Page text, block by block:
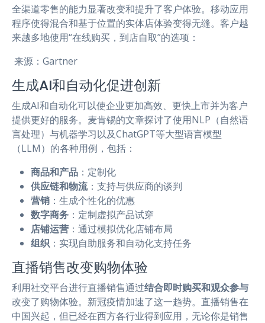
全渠道零售的能力显著改变和提升了客户体验。移动应用
程序使得混合和基于位置的实体店体验变得无缝。客户越
来越多地使用“在线购买，到店自取”的选项：
来源：Gartner
生成AI和自动化促进创新
生成AI和自动化可以使企业更加高效、更快上市并为客户
提供更好的服务。麦肯锡的文章探讨了使用NLP（自然语
言处理）与机器学习以及ChatGPT等大型语言模型
（LLM）的各种用例，包括：
商品和产品 ：定制化
供应链和物流：支持与供应商的谈判
营销 ：生成个性化的优惠
数字商务 ：定制虚拟产品试穿
店铺运营 ：通过模拟优化店铺布局
组织 ：实现自助服务和自动化支持任务
直播销售改变购物体验
利用社交平台进行直播销售通过结合即时购买和观众参与
改变了购物体验。新冠疫情加速了这一趋势。直播销售在
中国兴起，但已经在西方各行业得到应用，无论你是销售